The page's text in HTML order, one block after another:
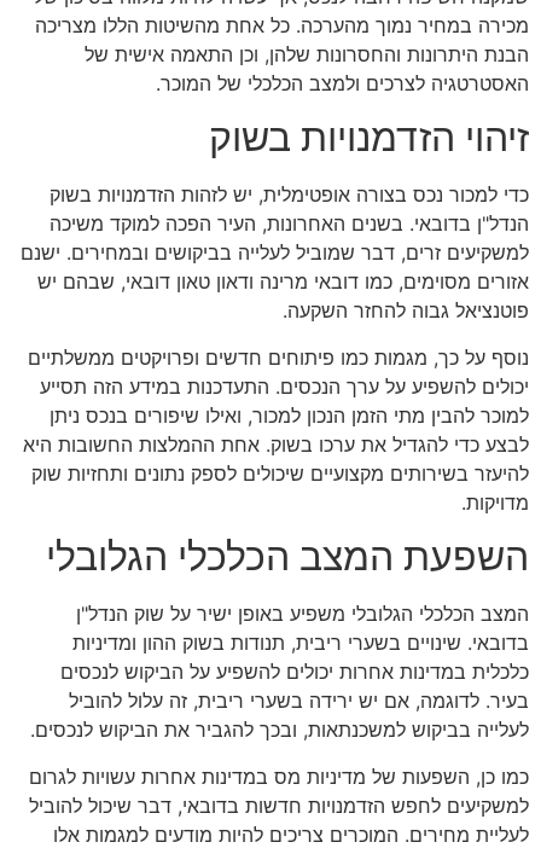
מכירה במחיר נמוך מהערכה. כל אחת מהשיטות הללו מצריכה
הבנת היתרונות והחסרונות שלהן, וכן התאמה אישית של
האסטרטגיה לצרכים ולמצב הכלכלי של המוכר.
זיהוי הזדמנויות בשוק
כדי למכור נכס בצורה אופטימלית, יש לזהות הזדמנויות בשוק
הנדל"ן בדובאי. בשנים האחרונות, העיר הפכה למוקד משיכה
למשקיעים זרים, דבר שמוביל לעלייה בביקושים ובמחירים. ישנם
אזורים מסוימים, כמו דובאי מרינה ודאון טאון דובאי, שבהם יש
פוטנציאל גבוה להחזר השקעה.
נוסף על כך, מגמות כמו פיתוחים חדשים ופרויקטים ממשלתיים
יכולים להשפיע על ערך הנכסים. התעדכנות במידע הזה תסייע
למוכר להבין מתי הזמן הנכון למכור, ואילו שיפורים בנכס ניתן
לבצע כדי להגדיל את ערכו בשוק. אחת ההמלצות החשובות היא
להיעזר בשירותים מקצועיים שיכולים לספק נתונים ותחזיות שוק
מדויקות.
השפעת המצב הכלכלי הגלובלי
המצב הכלכלי הגלובלי משפיע באופן ישיר על שוק הנדל"ן
בדובאי. שינויים בשערי ריבית, תנודות בשוק ההון ומדיניות
כלכלית במדינות אחרות יכולים להשפיע על הביקוש לנכסים
בעיר. לדוגמה, אם יש ירידה בשערי ריבית, זה עלול להוביל
לעלייה בביקוש למשכנתאות, ובכך להגביר את הביקוש לנכסים.
כמו כן, השפעות של מדיניות מס במדינות אחרות עשויות לגרום
למשקיעים לחפש הזדמנויות חדשות בדובאי, דבר שיכול להוביל
לעליית מחירים. המוכרים צריכים להיות מודעים למגמות אלו